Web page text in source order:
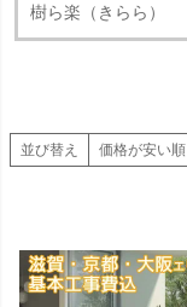
樹ら楽（きらら）
並び替え 価格が安い順